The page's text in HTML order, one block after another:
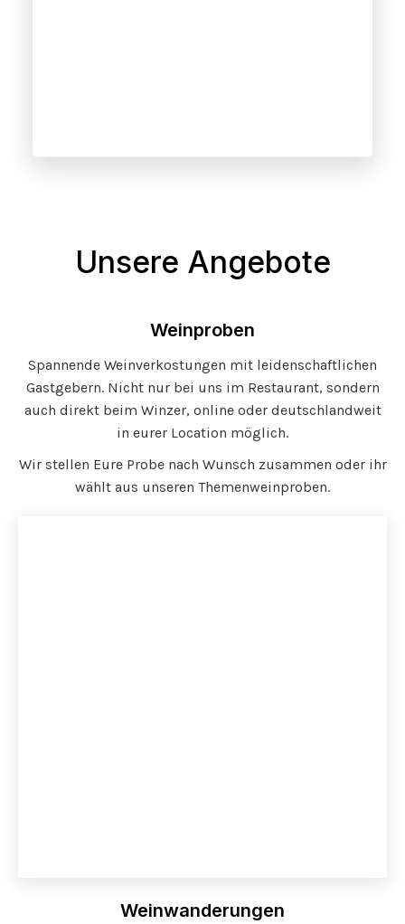
Unsere Angebote
Weinproben
Spannende Weinverkostungen mit leidenschaftlichen
Gastgebern. Nicht nur bei uns im Restaurant, sondern
auch direkt beim Winzer, online oder deutschlandweit
in eurer Location möglich.
Wir stellen Eure Probe nach Wunsch zusammen oder ihr
wählt aus unseren Themenweinproben.
Weinwanderungen